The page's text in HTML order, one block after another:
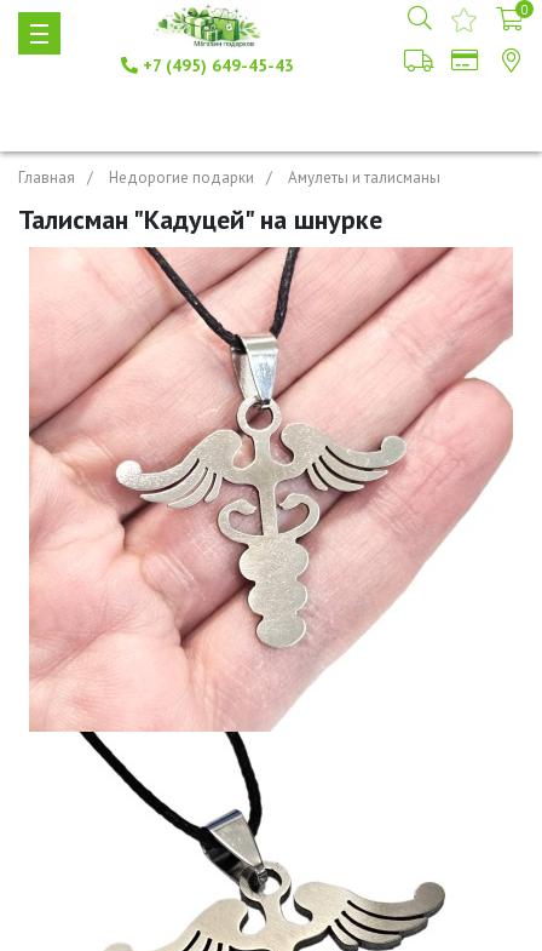
+7 (495) 649-45-43
0
Главная Недорогие подарки Амулеты и талисманы
Талисман "Кадуцей" на шнурке